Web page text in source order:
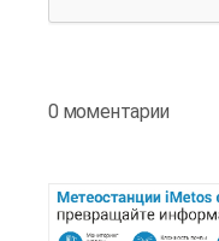
0 моментарии